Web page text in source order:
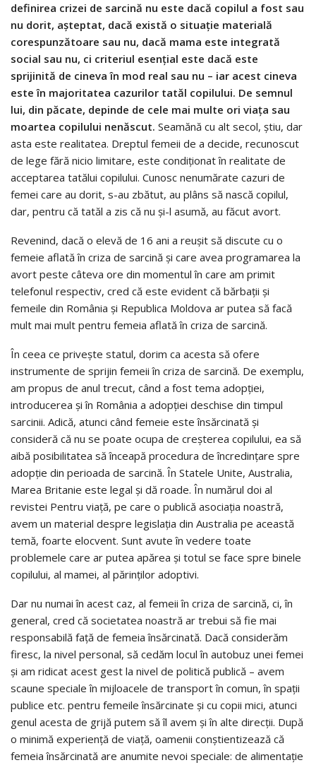
definirea crizei de sarcină nu este dacă copilul a fost sau
nu dorit, aşteptat, dacă există o situaţie materială
corespunzătoare sau nu, dacă mama este integrată
social sau nu, ci criteriul esenţial este dacă este
sprijinită de cineva în mod real sau nu – iar acest cineva
este în majoritatea cazurilor tatăl copilului. De semnul
lui, din păcate, depinde de cele mai multe ori viaţa sau
moartea copilului nenăscut. Seamănă cu alt secol, ştiu, dar
asta este realitatea. Dreptul femeii de a decide, recunoscut
de lege fără nicio limitare, este condiţionat în realitate de
acceptarea tatălui copilului. Cunosc nenumărate cazuri de
femei care au dorit, s-au zbătut, au plâns să nască copilul,
dar, pentru că tatăl a zis că nu şi-l asumă, au făcut avort.
Revenind, dacă o elevă de 16 ani a reuşit să discute cu o
femeie aflată în criza de sarcină şi care avea programarea la
avort peste câteva ore din momentul în care am primit
telefonul respectiv, cred că este evident că bărbaţii şi
femeile din România şi Republica Moldova ar putea să facă
mult mai mult pentru femeia aflată în criza de sarcină.
În ceea ce priveşte statul, dorim ca acesta să ofere
instrumente de sprijin femeii în criza de sarcină. De exemplu,
am propus de anul trecut, când a fost tema adopţiei,
introducerea şi în România a adopţiei deschise din timpul
sarcinii. Adică, atunci când femeie este însărcinată şi
consideră că nu se poate ocupa de creşterea copilului, ea să
aibă posibilitatea să înceapă procedura de încredinţare spre
adopţie din perioada de sarcină. În Statele Unite, Australia,
Marea Britanie este legal şi dă roade. În numărul doi al
revistei Pentru viaţă, pe care o publică asociaţia noastră,
avem un material despre legislaţia din Australia pe această
temă, foarte elocvent. Sunt avute în vedere toate
problemele care ar putea apărea şi totul se face spre binele
copilului, al mamei, al părinţilor adoptivi.
Dar nu numai în acest caz, al femeii în criza de sarcină, ci, în
general, cred că societatea noastră ar trebui să fie mai
responsabilă faţă de femeia însărcinată. Dacă considerăm
firesc, la nivel personal, să cedăm locul în autobuz unei femei
şi am ridicat acest gest la nivel de politică publică – avem
scaune speciale în mijloacele de transport în comun, în spaţii
publice etc. pentru femeile însărcinate şi cu copii mici, atunci
genul acesta de grijă putem să îl avem şi în alte direcţii. După
o minimă experienţă de viaţă, oamenii conştientizează că
femeia însărcinată are anumite nevoi speciale: de alimentaţie